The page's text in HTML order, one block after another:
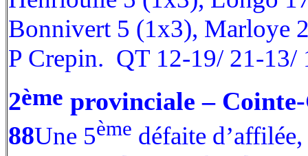
Bonnivert 5 (1x3), Marloye
P Crepin. QT 12-19/ 21-
2ème provinciale –
88Une 5ème défaite